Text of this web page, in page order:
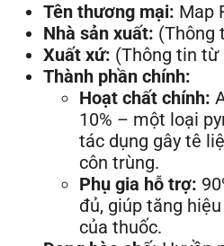
Tên thương mại: Map
Nhà sản xuất: (Thông
Xuất xứ: (Thông tin từ
Thành phần chính:
Hoạt chất chính:
10% – một loại
tác dụng gây tê
côn trùng.
Phụ gia hỗ trợ:
đủ, giúp tăng
của thuốc.